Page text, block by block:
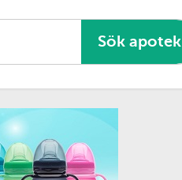
Sök apotek